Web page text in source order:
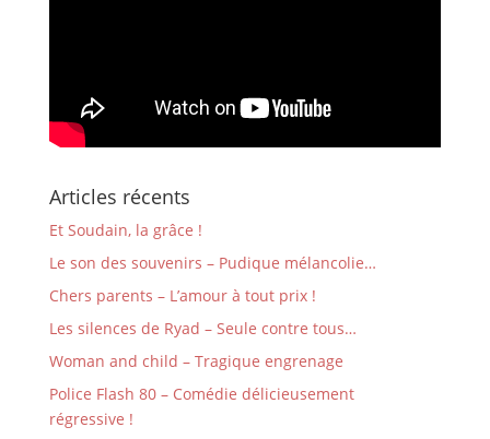
Articles récents
Et Soudain, la grâce !
Le son des souvenirs – Pudique mélancolie…
Chers parents – L’amour à tout prix !
Les silences de Ryad – Seule contre tous…
Woman and child – Tragique engrenage
Police Flash 80 – Comédie délicieusement
régressive !